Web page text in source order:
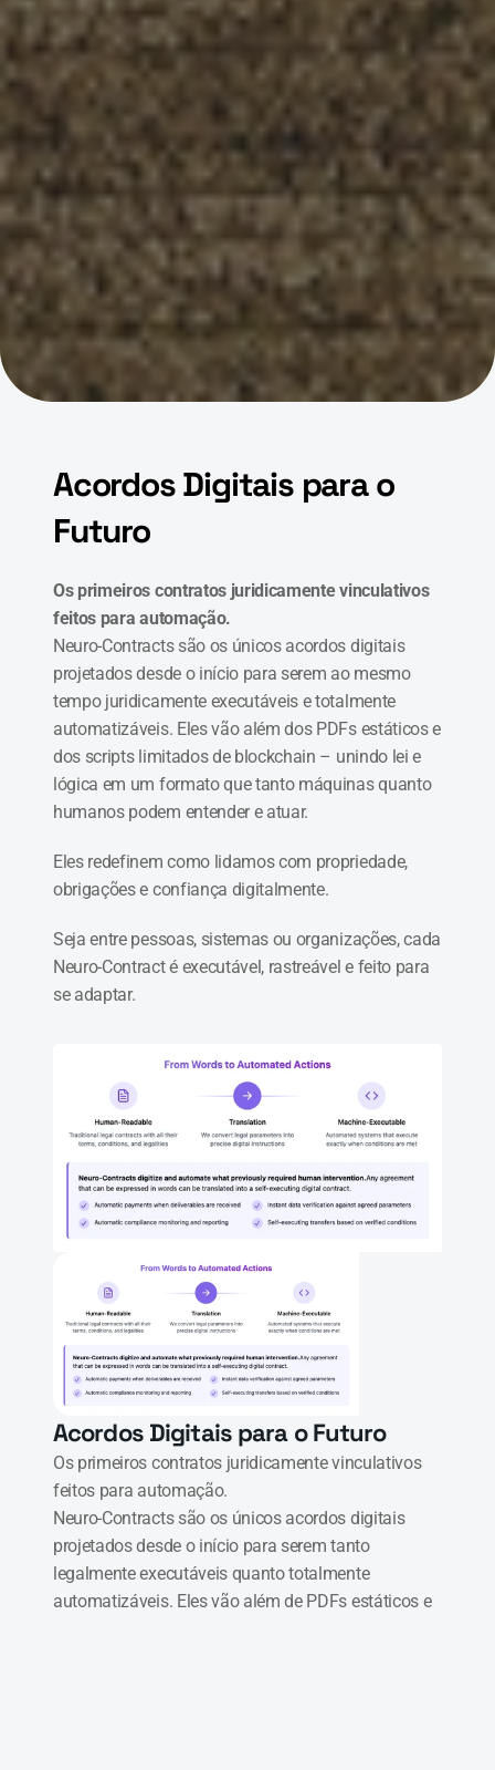
Acordos Digitais para o
Futuro
Os primeiros contratos juridicamente vinculativos
feitos para automação.
Neuro-Contracts são os únicos acordos digitais
projetados desde o início para serem ao mesmo
tempo juridicamente executáveis e totalmente
automatizáveis. Eles vão além dos PDFs estáticos e
dos scripts limitados de blockchain – unindo lei e
lógica em um formato que tanto máquinas quanto
humanos podem entender e atuar.
Eles redefinem como lidamos com propriedade,
obrigações e confiança digitalmente.
Seja entre pessoas, sistemas ou organizações, cada
Neuro-Contract é executável, rastreável e feito para
se adaptar.
Acordos Digitais para o Futuro
Os primeiros contratos juridicamente vinculativos
feitos para automação.
Neuro-Contracts são os únicos acordos digitais
projetados desde o início para serem tanto
legalmente executáveis quanto totalmente
automatizáveis. Eles vão além de PDFs estáticos e